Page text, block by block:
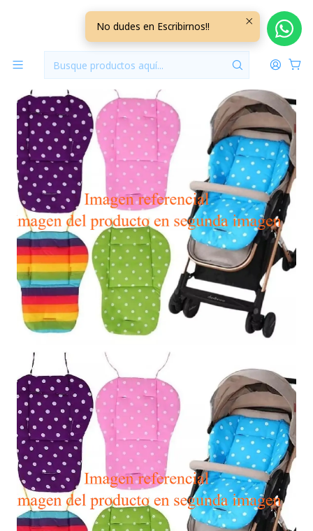
Inicio Accesorios
Cojín para Coche, Auto, Silla de Comer Acolchado CJPA12
No dudes en Escribirnos!!